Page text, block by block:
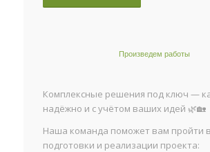
Произведем работы
Комплексные решения под ключ —
надёжно и с учётом ваших идей 🌿🏡
Наша команда поможет вам пройти
подготовки и реализации проекта: